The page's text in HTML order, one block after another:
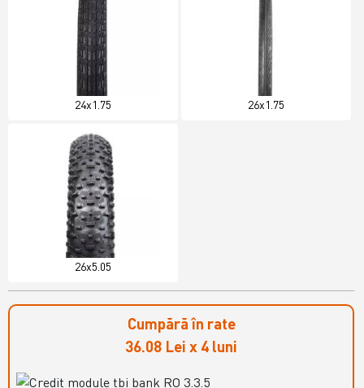
24x1.75 26x1.75
26x5.05
Cumpără în rate
36.08 Lei x 4 luni